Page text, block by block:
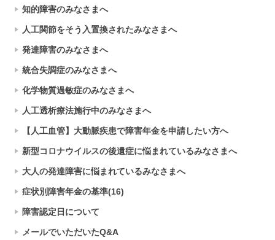
知的障害のみなさまへ
人工関節をそう入置換されたみなさまへ
発達障害のみなさまへ
統合失調症のみなさまへ
化学物質過敏症のみなさまへ
人工透析療法施行中のみなさまへ
【人工血管】大動脈疾患で障害年金を申請したい方へ
新型コロナウイルスの後遺症に悩まれているみなさまへ
大人の発達障害に悩まれているみなさまへ
症状別障害年金の基準(16)
障害認定日について
メールでいただいたQ&A